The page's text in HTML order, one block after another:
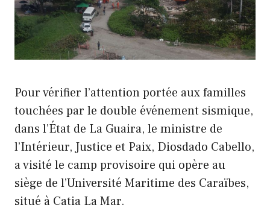
Pour vérifier l’attention portée aux familles
touchées par le double événement sismique,
dans l’État de La Guaira, le ministre de
l’Intérieur, Justice et Paix, Diosdado Cabello,
a visité le camp provisoire qui opère au
siège de l’Université Maritime des Caraïbes,
situé à Catia La Mar.